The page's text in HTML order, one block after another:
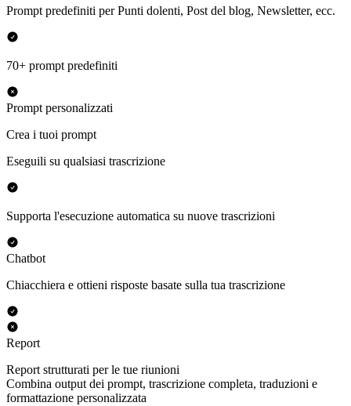
Prompt predefiniti per Punti dolenti, Post del blog, Newsletter, ecc.
70+ prompt predefiniti
Prompt personalizzati
Crea i tuoi prompt
Eseguili su qualsiasi trascrizione
Supporta l'esecuzione automatica su nuove trascrizioni
Chatbot
Chiacchiera e ottieni risposte basate sulla tua trascrizione
Report
Report strutturati per le tue riunioni
Combina output dei prompt, trascrizione completa, traduzioni e
formattazione personalizzata